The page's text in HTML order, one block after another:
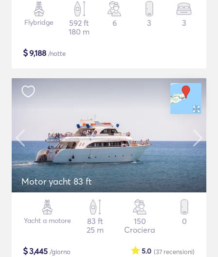
Flybridge
592 ft
180 m
6 3 3
$9,188 /notte
Motor yacht 83 ft
Yacht a motore
83 ft
25 m
150
Crociera
0
$3,445 /giorno (37 recensioni)
5.0